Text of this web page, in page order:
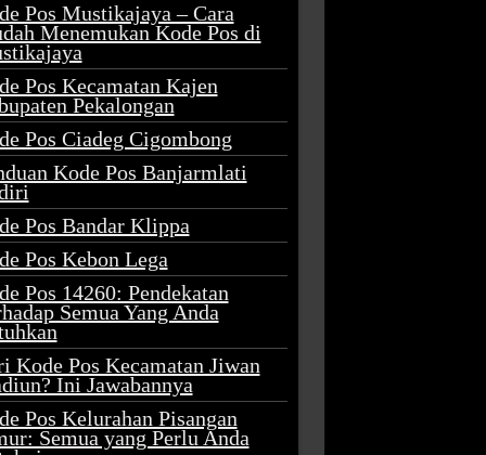
Pos Mustikajaya – Cara
Menemukan Kode Pos di
Pos Kecamatan Kajen
Pekalongan
Pos Ciadeg Cigombong
Kode Pos Banjarmlati
Pos Bandar Klippa
Pos Kebon Lega
Pos 14260: Pendekatan
Semua Yang Anda
Kode Pos Kecamatan Jiwan
Ini Jawabannya
Pos Kelurahan Pisangan
Semua yang Perlu Anda